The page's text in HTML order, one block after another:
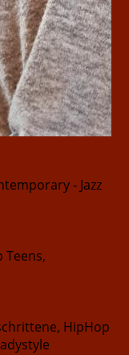
- Jazz
Teens,
HipHop